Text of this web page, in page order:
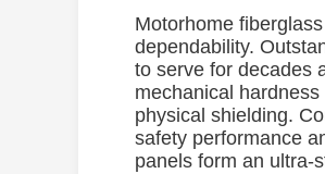
Motorhome
dependability.
to serve for decades
mechanical
physical shielding.
safety performance
panels form an ultra-